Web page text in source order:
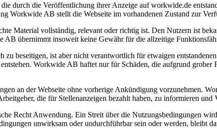
durch die Veröffentlichung ihrer Anzeige auf workwide.de
Workwide AB stellt die Webseite im vorhandenen Zustand zur
Material vollständig, relevant oder richtig ist. Den Nutzern ist
übernimmt insoweit keine Gewähr für die allzeitige
beseitigen, ist aber nicht verantwortlich für etwaigen
Workwide AB haftet nur für Schäden, die aufgrund grober
an der Webseite ohne vorherige Ankündigung vorzunehmen.
die für Stellenanzeigen bezahlt haben, zu informieren
Recht Anwendung. Ein Streit über die Nutzungsbedingungen
unwirksam oder undurchführbar sein oder werden, bleibt